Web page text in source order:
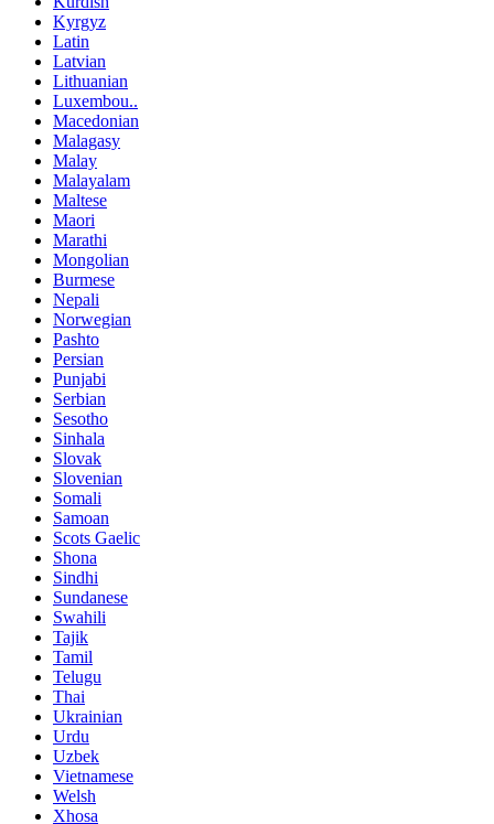
Kyrgyz
Latin
Latvian
Lithuanian
Luxembou..
Macedonian
Malagasy
Malay
Malayalam
Maltese
Maori
Marathi
Mongolian
Burmese
Nepali
Norwegian
Pashto
Persian
Punjabi
Serbian
Sesotho
Sinhala
Slovak
Slovenian
Somali
Samoan
Scots Gaelic
Shona
Sindhi
Sundanese
Swahili
Tajik
Tamil
Telugu
Thai
Ukrainian
Urdu
Uzbek
Vietnamese
Welsh
Xhosa